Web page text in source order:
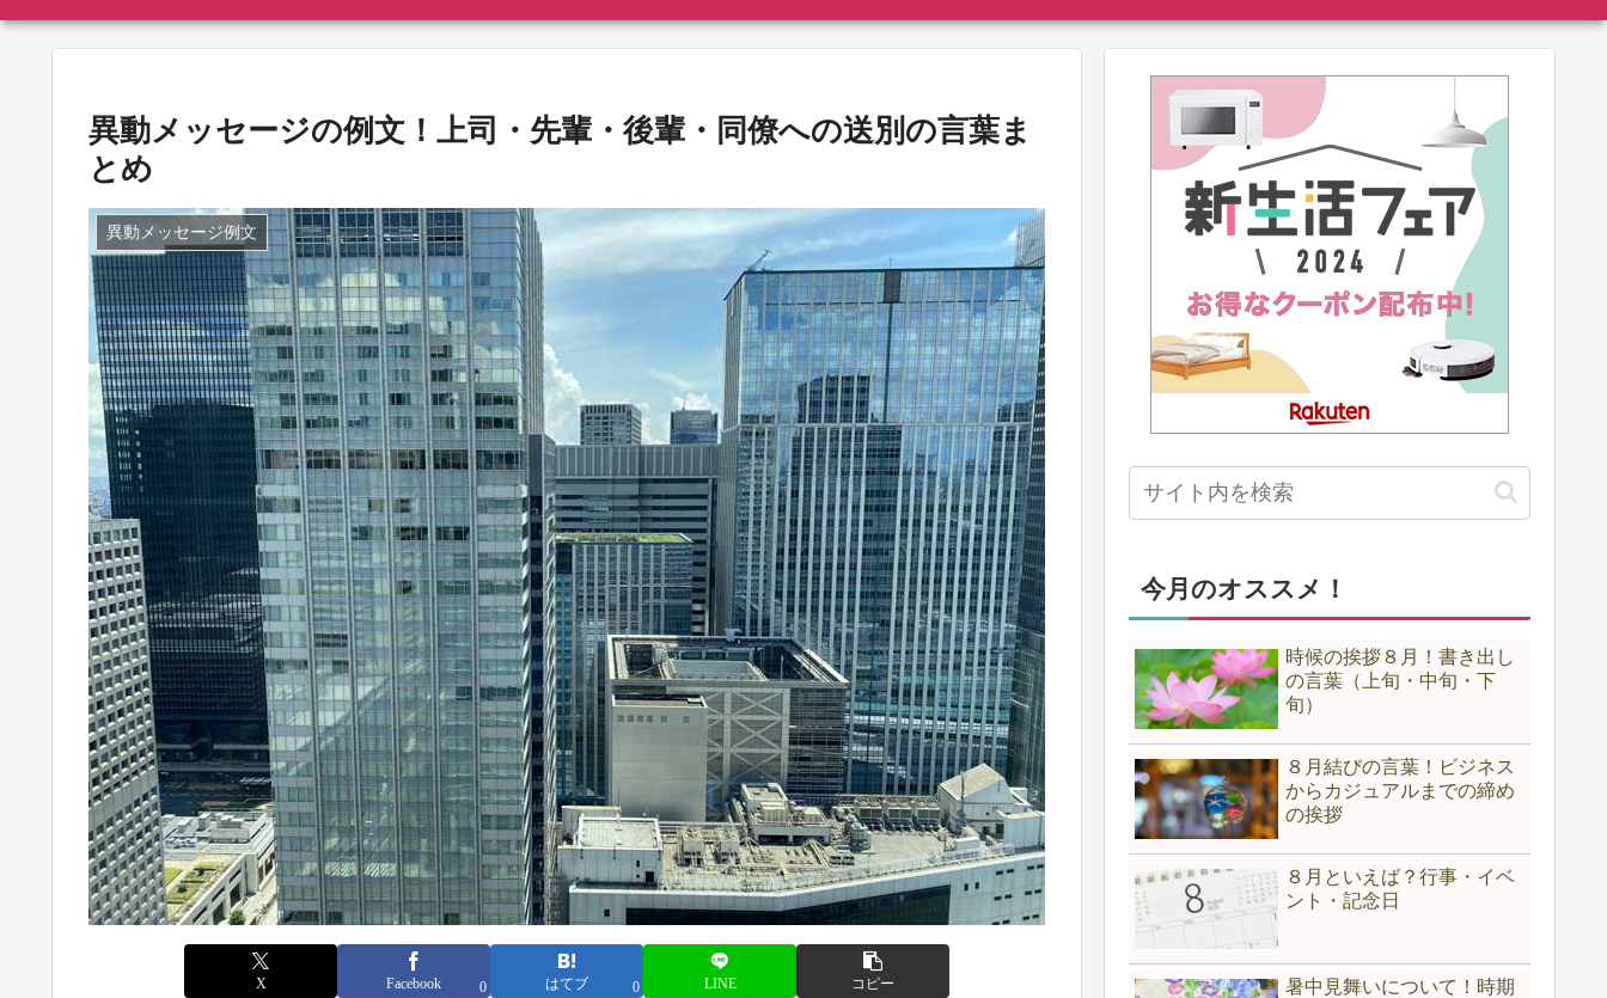
異動メッセージの例文！上司・先輩・後輩・同僚への送別の言葉ま
とめ
異動メッセージ例文
X Facebook 0 はてブ 0 LINE コピー
今月のオススメ！
時候の挨拶８月！書き出し
の言葉（上旬・中旬・下
旬）
８月結びの言葉！ビジネス
からカジュアルまでの締め
の挨拶
８月といえば？行事・イベ
ント・記念日
暑中見舞いについて！時期